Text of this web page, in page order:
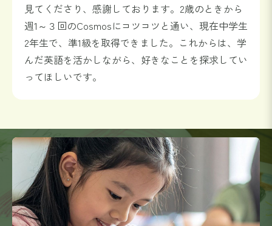
見てくださり、感謝しております。2歳のときから
週1～３回のCosmosにコツコツと通い、現在中学生
2年生で、準1級を取得できました。これからは、学
んだ英語を活かしながら、好きなことを探求してい
ってほしいです。